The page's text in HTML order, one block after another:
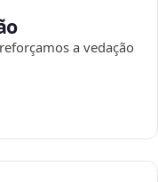
a vedação